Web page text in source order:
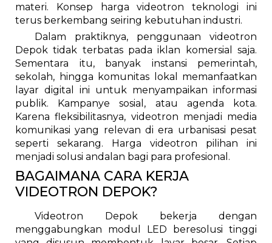
materi. Konsep harga videotron teknologi ini
terus berkembang seiring kebutuhan industri.
Dalam praktiknya, penggunaan videotron
Depok tidak terbatas pada iklan komersial saja.
Sementara itu, banyak instansi pemerintah,
sekolah, hingga komunitas lokal memanfaatkan
layar digital ini untuk menyampaikan informasi
publik. Kampanye sosial, atau agenda kota.
Karena fleksibilitasnya, videotron menjadi media
komunikasi yang relevan di era urbanisasi pesat
seperti sekarang. Harga videotron pilihan ini
menjadi solusi andalan bagi para profesional.
BAGAIMANA CARA KERJA
VIDEOTRON DEPOK?
Videotron Depok bekerja dengan
menggabungkan modul LED beresolusi tinggi